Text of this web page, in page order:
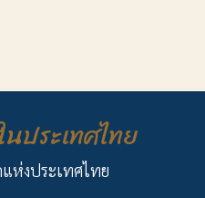
ตร สุรินทร์ ชุนฟ้ง
กรรมอุทิศแด่คุณพ่อเปโตร สุรินทร์ ชุนฟ้
ประเทศไทย
ห่งประเทศไทย